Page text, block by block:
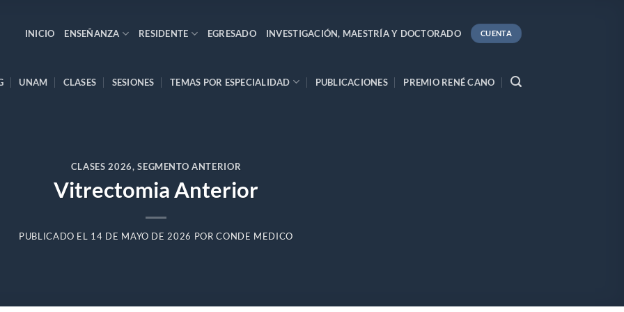
INICIO ENSEÑANZA RESIDENTE EGRESADO INVESTIGACIÓN, MAESTRÍA Y DOCTORADO CUENTA
UNAM CLASES SESIONES TEMAS POR ESPECIALIDAD PUBLICACIONES PREMIO RENÉ CANO
CLASES 2026,SEGMENTO ANTERIOR
Vitrectomia Anterior
PUBLICADO EL 14 DE MAYO DE 2026 PORCONDE MEDICO